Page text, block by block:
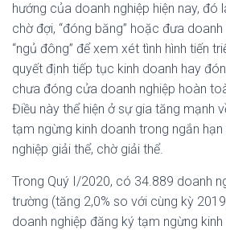
hướng của doanh nghiệp hiện nay, đó
chờ đợi, “đóng băng” hoặc đưa
“ngủ đông” để xem xét tình hình tiến
quyết định tiếp tục kinh doanh hay
chưa đóng cửa doanh nghiệp hoàn
Điều này thể hiện ở sự gia tăng mạnh
tạm ngừng kinh doanh trong ngắn
nghiệp giải thể, chờ giải thể.
Trong Quý I/2020, có 34.889 doanh
trường (tăng 2,0% so với cùng kỳ
doanh nghiệp đăng ký tạm ngừng